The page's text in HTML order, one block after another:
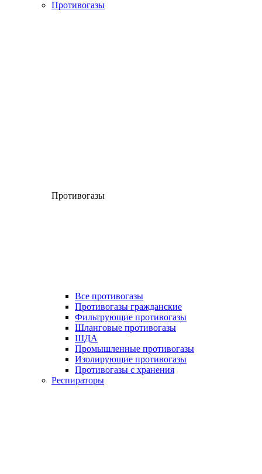
Противогазы
Противогазы
Все противогазы
Противогазы гражданские
Фильтрующие противогазы
Шланговые противогазы
ШДА
Промышленные противогазы
Изолирующие противогазы
Противогазы с хранения
Респираторы